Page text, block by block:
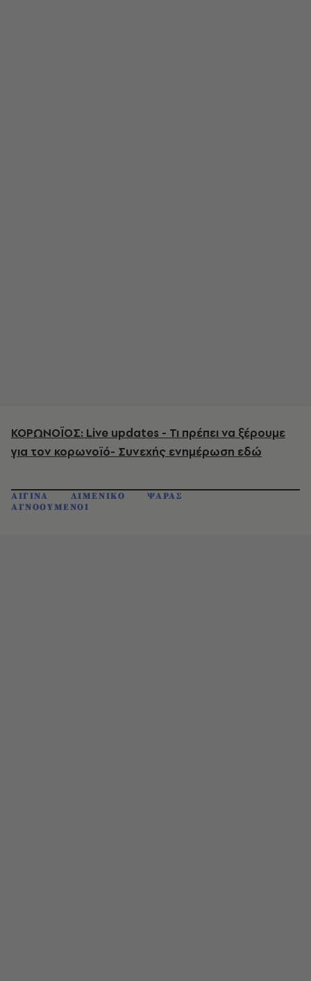
ΚΟΡΩΝΟΪΟΣ: Live updates - Τι πρέπει να ξέρουμε
για τον κορωνοϊό- Συνεχής ενημέρωση εδώ
ΑΙΓΙΝΑ ΛΙΜΕΝΙΚΟ
ΨΑΡΑΣ
ΑΓΝΟΟΥΜΕΝΟΙ